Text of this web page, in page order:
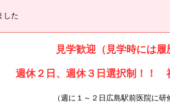
した
見学歓迎（見学時には履
週休２日、週休３日選択制！！
（週に１～２日広島駅前医院に研